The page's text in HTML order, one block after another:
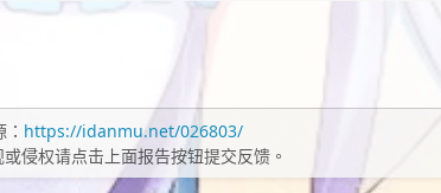
https://idanmu.net/026803/
侵权请点击上面报告按钮提交反馈。